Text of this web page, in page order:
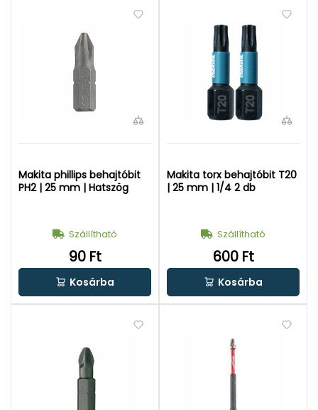
Makita phillips behajtóbit
PH2 | 25 mm | Hatszög
Szállítható
90 Ft
Kosárba
Makita torx behajtóbit T20
| 25 mm | 1/4 2 db
Szállítható
600 Ft
Kosárba